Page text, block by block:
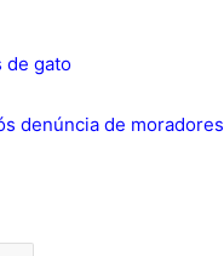
de gato
denúncia de moradores